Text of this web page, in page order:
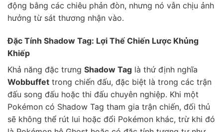
động bằng các chiêu phản đòn, nhưng nó vẫn chịu ảnh
hưởng từ sát thương nhận vào.
Đặc Tính Shadow Tag: Lợi Thế Chiến Lược Khủng
Khiếp
Khả năng đặc trưng Shadow Tag là thứ định nghĩa
Wobbuffet trong chiến đấu, đặc biệt là trong các trận
đấu song đấu hoặc thi đấu chuyên nghiệp. Khi một
Pokémon có Shadow Tag tham gia trận chiến, đối thủ
sẽ không thể rút lui hoặc đổi Pokémon khác, trừ khi đó